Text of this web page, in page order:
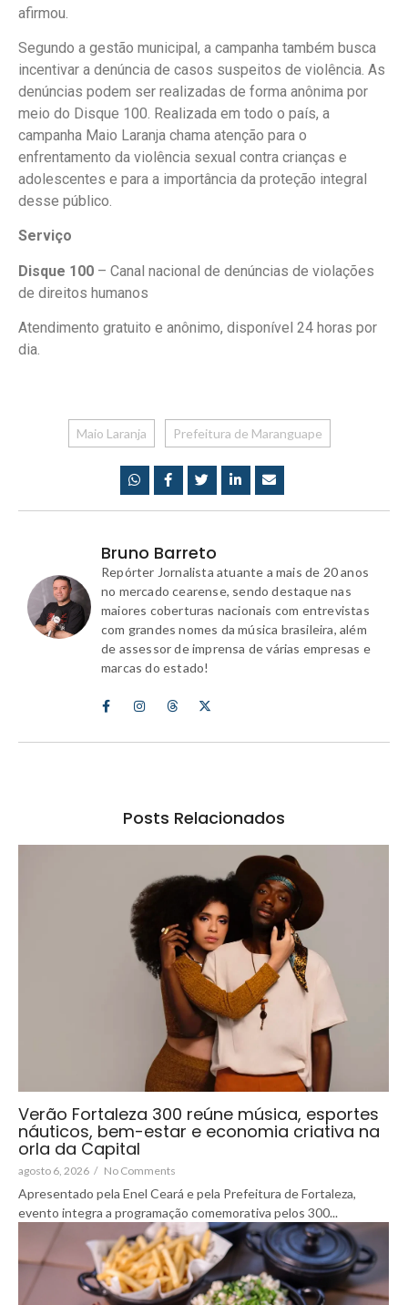
afirmou.
Segundo a gestão municipal, a campanha também busca
incentivar a denúncia de casos suspeitos de violência. As
denúncias podem ser realizadas de forma anônima por
meio do Disque 100. Realizada em todo o país, a
campanha Maio Laranja chama atenção para o
enfrentamento da violência sexual contra crianças e
adolescentes e para a importância da proteção integral
desse público.
Serviço
Disque 100 – Canal nacional de denúncias de violações
de direitos humanos
Atendimento gratuito e anônimo, disponível 24 horas por
dia.
Maio Laranja Prefeitura de Maranguape
Bruno Barreto
Repórter Jornalista atuante a mais de 20 anos
no mercado cearense, sendo destaque nas
maiores coberturas nacionais com entrevistas
com grandes nomes da música brasileira, além
de assessor de imprensa de várias empresas e
marcas do estado!
Posts Relacionados
Verão Fortaleza 300 reúne música, esportes
náuticos, bem-estar e economia criativa na
orla da Capital
agosto 6, 2026 / No Comments
Apresentado pela Enel Ceará e pela Prefeitura de Fortaleza,
evento integra a programação comemorativa pelos 300...